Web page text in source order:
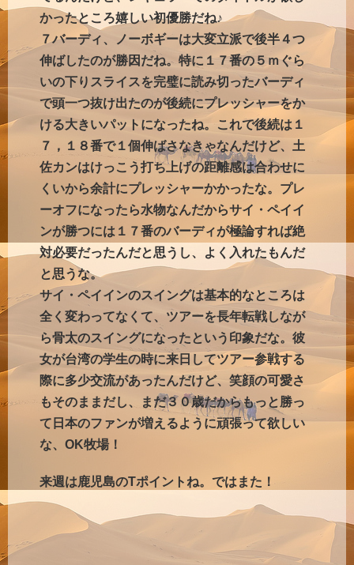
かったところ嬉しい初優勝だね♪
７バーディ、ノーボギーは大変立派で後半４つ
伸ばしたのが勝因だね。特に１７番の５ｍぐら
いの下りスライスを完璧に読み切ったバーディ
で頭一つ抜け出たのが後続にプレッシャーをか
ける大きいパットになったね。これで後続は１
７，１８番で１個伸ばさなきゃなんだけど、土
佐カンはけっこう打ち上げの距離感は合わせに
くいから余計にプレッシャーかかったな。プレ
ーオフになったら水物なんだからサイ・ペイイ
ンが勝つには１７番のバーディが極論すれば絶
対必要だったんだと思うし、よく入れたもんだ
と思うな。
サイ・ペイインのスイングは基本的なところは
全く変わってなくて、ツアーを長年転戦しなが
ら骨太のスイングになったという印象だな。彼
女が台湾の学生の時に来日してツアー参戦する
際に多少交流があったんだけど、笑顔の可愛さ
もそのままだし、まだ３０歳だからもっと勝っ
て日本のファンが増えるように頑張って欲しい
な、OK牧場！
来週は鹿児島のTポイントね。ではまた！